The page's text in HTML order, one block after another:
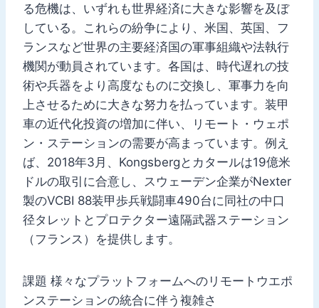
る危機は、いずれも世界経済に大きな影響を及ぼ
している。これらの紛争により、米国、英国、フ
ランスなど世界の主要経済国の軍事組織や法執行
機関が動員されています。各国は、時代遅れの技
術や兵器をより高度なものに交換し、軍事力を向
上させるために大きな努力を払っています。装甲
車の近代化投資の増加に伴い、リモート・ウェポ
ン・ステーションの需要が高まっています。例え
ば、2018年3月、Kongsbergとカタールは19億米
ドルの取引に合意し、スウェーデン企業がNexter
製のVCBI 88装甲歩兵戦闘車490台に同社の中口
径タレットとプロテクター遠隔武器ステーション
（フランス）を提供します。
課題 様々なプラットフォームへのリモートウエポ
ンステーションの統合に伴う複雑さ